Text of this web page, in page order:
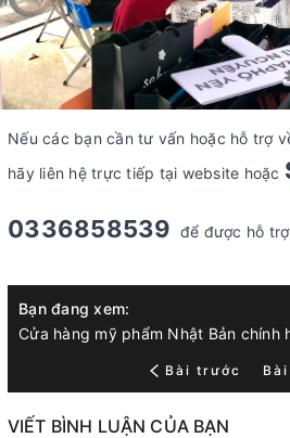
Nếu các bạn cần tư vấn hoặc hỗ trợ
hãy liên hệ trực tiếp tại website hoặc
0336858539 để được hỗ
Bạn đang xem:
Cửa hàng mỹ phẩm Nhật Bản chính
Bài trước
VIẾT BÌNH LUẬN CỦA BẠN